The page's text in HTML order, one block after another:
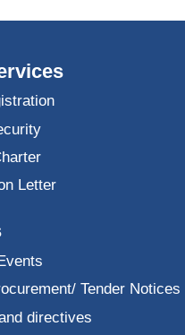
Letter
Tender Notices
directives